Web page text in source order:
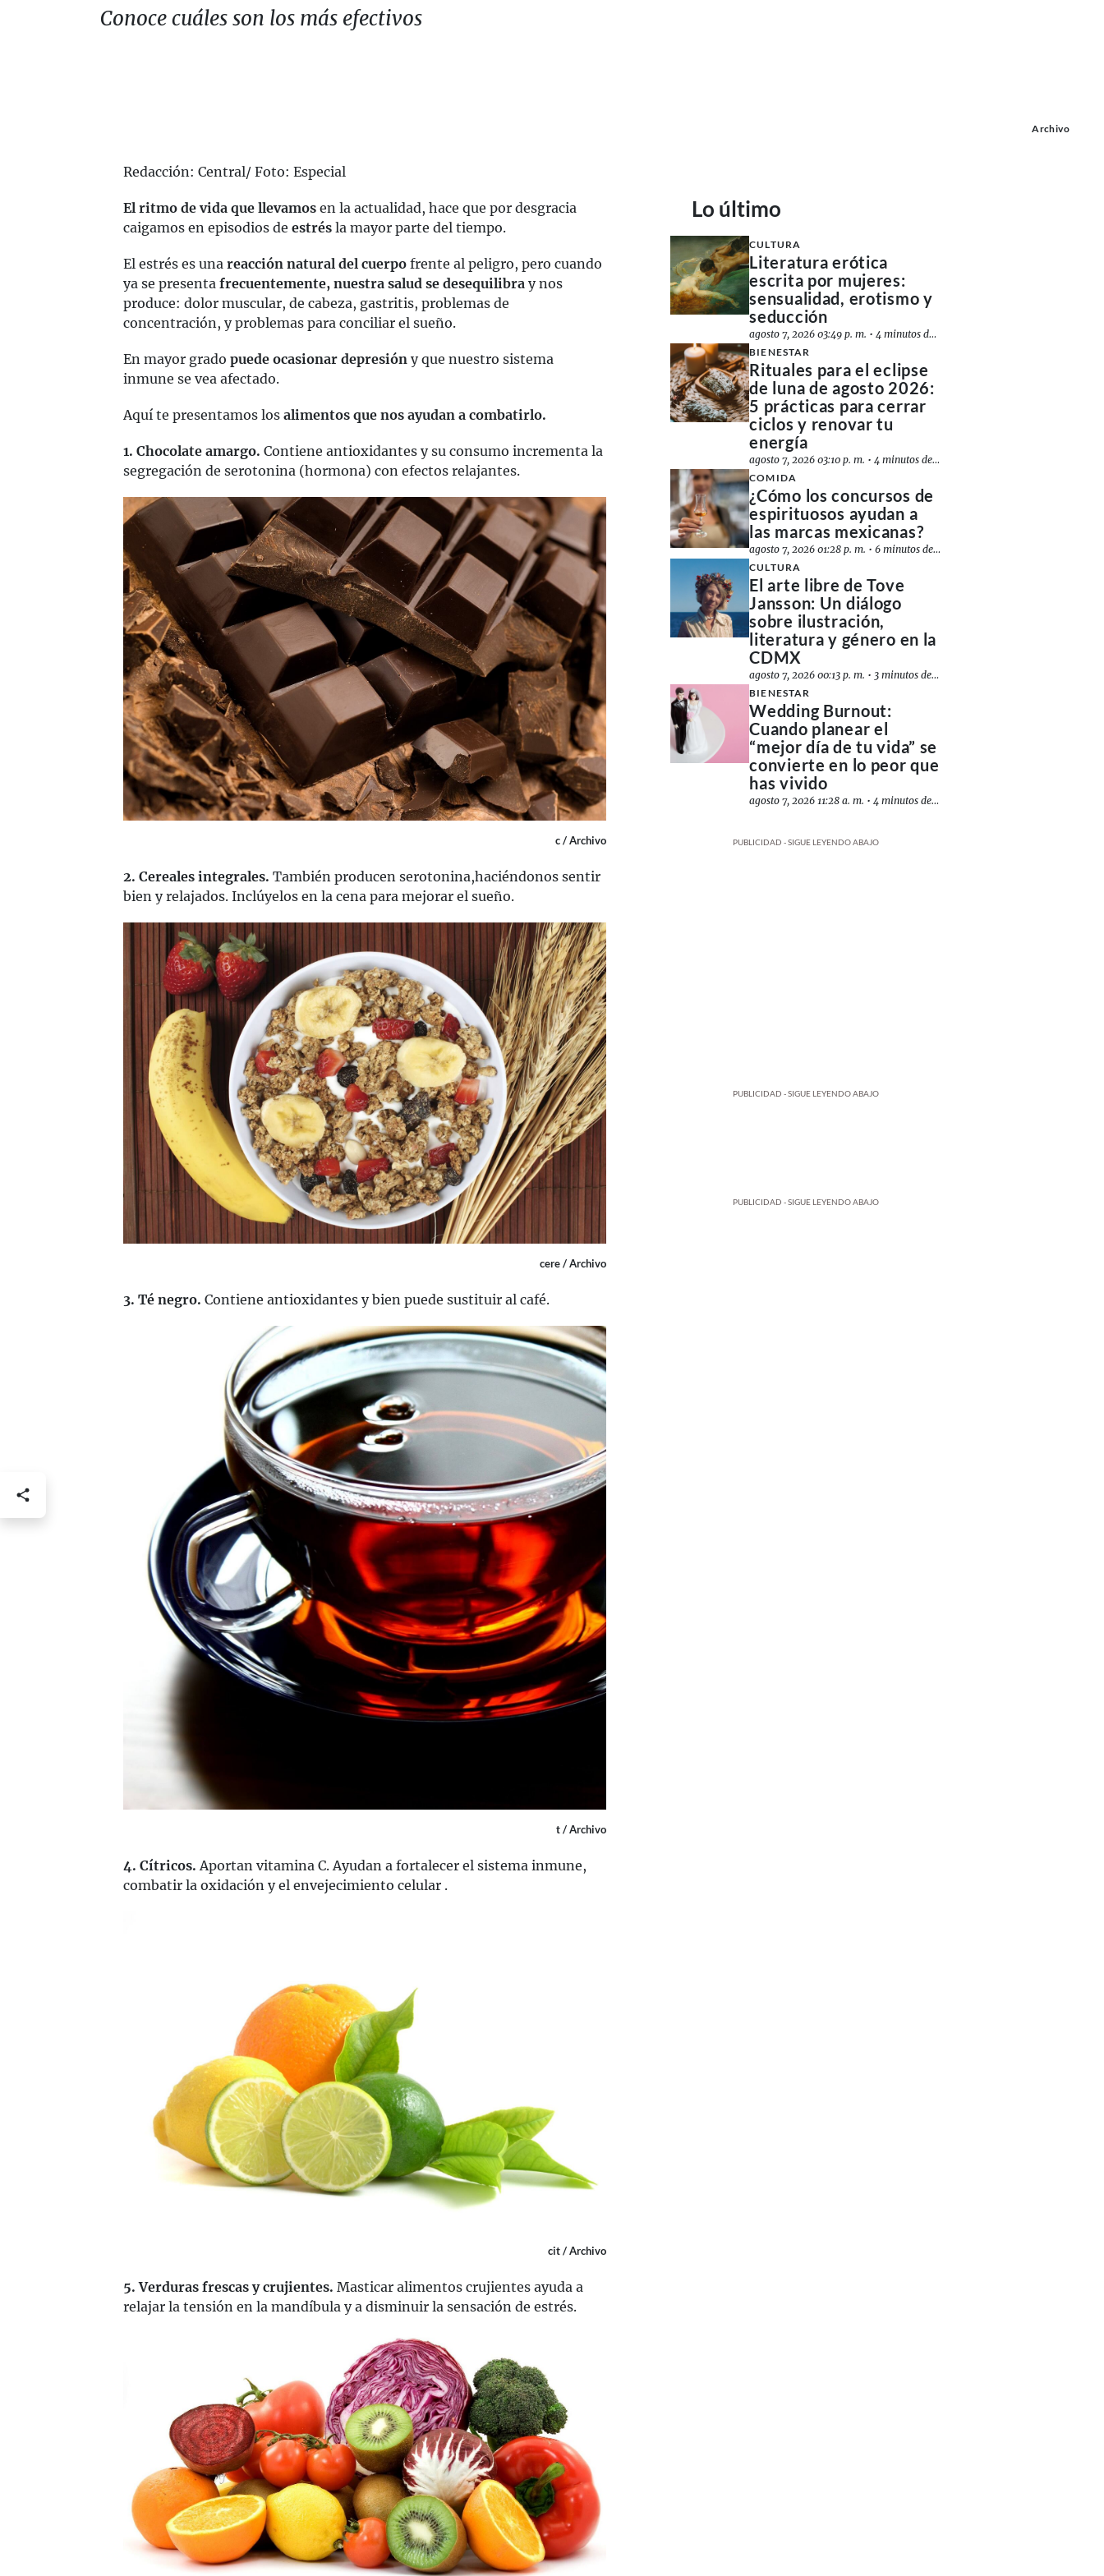
Conoce cuáles son los más efectivos
Archivo
Redacción: Central/ Foto: Especial
El ritmo de vida que llevamos en la actualidad, hace que por desgracia
caigamos en episodios de estrés la mayor parte del tiempo.
El estrés es una reacción natural del cuerpo frente al peligro, pero cuando
ya se presenta frecuentemente, nuestra salud se desequilibra y nos
produce: dolor muscular, de cabeza, gastritis, problemas de
concentración, y problemas para conciliar el sueño.
En mayor grado puede ocasionar depresión y que nuestro sistema
inmune se vea afectado.
Aquí te presentamos los alimentos que nos ayudan a combatirlo.
1. Chocolate amargo. Contiene antioxidantes y su consumo incrementa la
segregación de serotonina (hormona) con efectos relajantes.
c / Archivo
2. Cereales integrales. También producen serotonina,haciéndonos sentir
bien y relajados. Inclúyelos en la cena para mejorar el sueño.
cere / Archivo
3. Té negro. Contiene antioxidantes y bien puede sustituir al café.
t / Archivo
4. Cítricos. Aportan vitamina C. Ayudan a fortalecer el sistema inmune,
combatir la oxidación y el envejecimiento celular .
cit / Archivo
5. Verduras frescas y crujientes. Masticar alimentos crujientes ayuda a
relajar la tensión en la mandíbula y a disminuir la sensación de estrés.
Lo último
CULTURA
Literatura erótica
escrita por mujeres:
sensualidad, erotismo y
seducción
agosto 7, 2026 03:49 p. m. •4 minutos de lectura
BIENESTAR
Rituales para el eclipse
de luna de agosto 2026:
5 prácticas para cerrar
ciclos y renovar tu
energía
agosto 7, 2026 03:10 p. m. •4 minutos de lectura
COMIDA
¿Cómo los concursos de
espirituosos ayudan a
las marcas mexicanas?
agosto 7, 2026 01:28 p. m. •6 minutos de lectura
CULTURA
El arte libre de Tove
Jansson: Un diálogo
sobre ilustración,
literatura y género en la
CDMX
agosto 7, 2026 00:13 p. m. • 3 minutos de lectura
BIENESTAR
Wedding Burnout:
Cuando planear el
“mejor día de tu vida” se
convierte en lo peor que
has vivido
agosto 7, 2026 11:28 a. m. •4 minutos de lectura
PUBLICIDAD - SIGUE LEYENDO ABAJO
PUBLICIDAD - SIGUE LEYENDO ABAJO
PUBLICIDAD - SIGUE LEYENDO ABAJO